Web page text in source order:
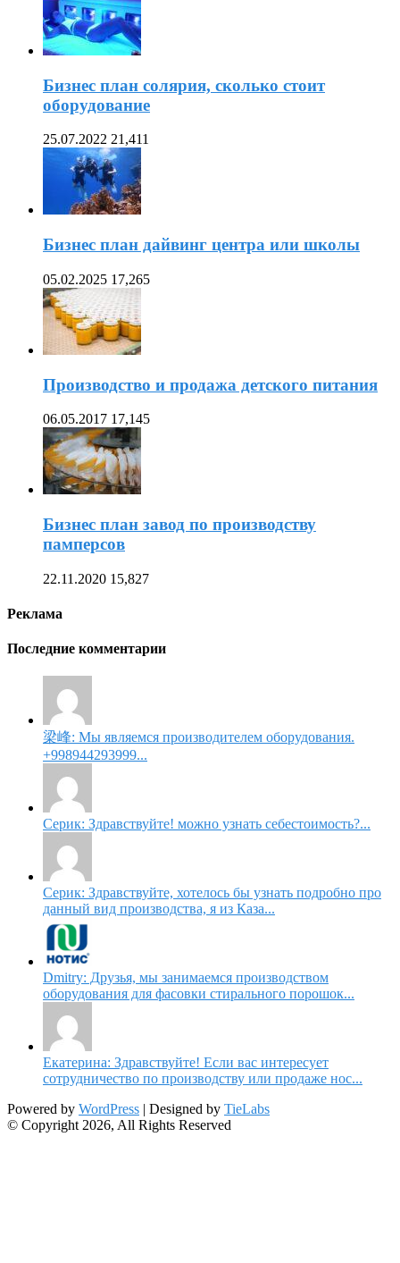
Бизнес план солярия, сколько стоит
оборудование
25.07.2022 21,411
Бизнес план дайвинг центра или школы
05.02.2025 17,265
Производство и продажа детского питания
06.05.2017 17,145
Бизнес план завод по производству
памперсов
22.11.2020 15,827
Реклама
Последние комментарии
梁峰: Мы являемся производителем оборудования.
+998944293999...
Серик: Здравствуйте! можно узнать себестоимость?...
Серик: Здравствуйте, хотелось бы узнать подробно про
данный вид производства, я из Каза...
Dmitry: Друзья, мы занимаемся производством
оборудования для фасовки стирального порошок...
Екатерина: Здравствуйте! Если вас интересует
сотрудничество по производству или продаже нос...
Powered by WordPress | Designed by TieLabs
© Copyright 2026, All Rights Reserved